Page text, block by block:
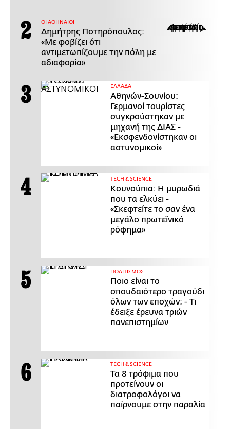
ΟΙ ΑΘΗΝΑΙΟΙ
Δημήτρης Ποτηρόπουλος:
«Με φοβίζει ότι
αντιμετωπίζουμε την πόλη με
αδιαφορία»
ΕΛΛΑΔΑ
Αθηνών-Σουνίου:
Γερμανοί τουρίστες
συγκρούστηκαν με
μηχανή της ΔΙΑΣ -
«Εκσφενδονίστηκαν οι
αστυνομικοί»
ΤECH & SCIENCE
Κουνούπια: Η μυρωδιά
που τα ελκύει -
«Σκεφτείτε το σαν ένα
μεγάλο πρωτεϊνικό
ρόφημα»
ΠΟΛΙΤΙΣΜΟΣ
Ποιο είναι το
σπουδαιότερο τραγούδι
όλων των εποχών; - Τι
έδειξε έρευνα τριών
πανεπιστημίων
ΤECH & SCIENCE
Τα 8 τρόφιμα που
προτείνουν οι
διατροφολόγοι να
παίρνουμε στην παραλία